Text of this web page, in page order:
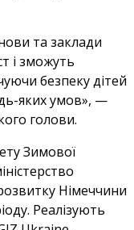
та заклади
і зможуть
безпеку дітей
яких умов», —
голови.
Зимової
Німеччини
Реалізують